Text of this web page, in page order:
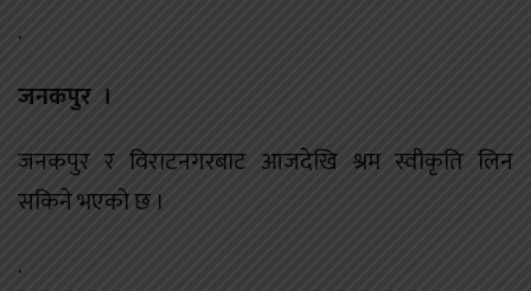
.
जनकपुर ।
जनकपुर र विराटनगरबाट आजदेखि श्रम स्वीकृति लिन
सकिने भएको छ ।
.